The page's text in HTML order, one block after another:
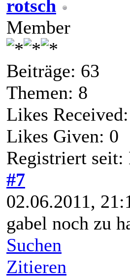
rotsch
Member
Beiträge: 63
Themen: 8
Likes Received:
Likes Given: 0
Registriert seit:
#7
02.06.2011,
gabel noch zu
Suchen
Zitieren